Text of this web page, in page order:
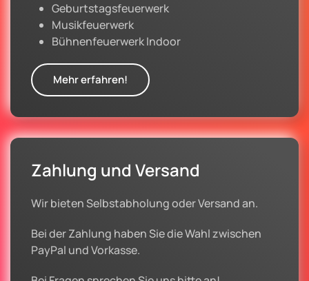
Geburtstagsfeuerwerk
Musikfeuerwerk
Bühnenfeuerwerk Indoor
Mehr erfahren!
Zahlung und Versand
Wir bieten Selbstabholung oder Versand an.
Bei der Zahlung haben Sie die Wahl zwischen
PayPal und Vorkasse.